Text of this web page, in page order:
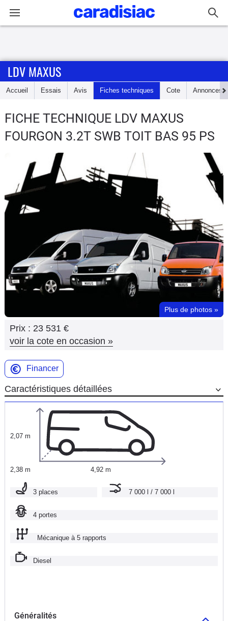
Accueil
Essais
d'achat
Electriques
Utilitaires
Services
Moto
Marques
LDV MAXUS
Accueil Essais Avis Fiches techniques Cote Annonces
FICHE TECHNIQUE LDV MAXUS
FOURGON 3.2T SWB TOIT BAS 95 PS
Plus de photos »
Prix : 23 531 €
voir la cote en occasion »
Financer
Caractéristiques détaillées
2,07 m
2,38 m 4,92 m
3 places 7 000 l / 7 000 l
4 portes
Mécanique à 5 rapports
Diesel
Généralités